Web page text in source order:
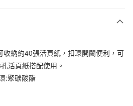
第一商業銀行
收納約40張活頁紙，扣環開闔便利，可
活頁紙搭配使用。
:聚碳酸酯